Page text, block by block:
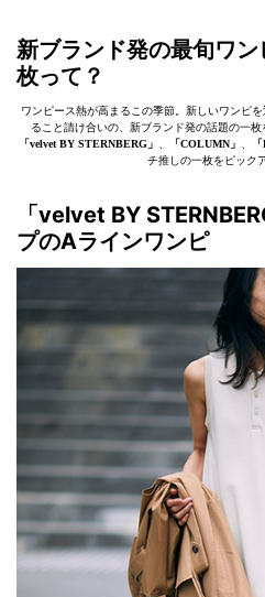
新ブランド発の最旬ワ
枚って？
ワンピース熱が高まるこの季節。新しいワンピ
ること請け合いの、新ブランド発の話題の一
「velvet BY STERNBERG」
「COLUMN」
チ推しの一枚をピック
「velvet BY
プのAラインワンピ